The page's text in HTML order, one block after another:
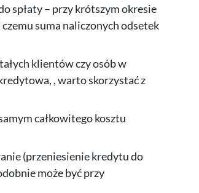
spłaty – przy krótszym okresie
suma naliczonych odsetek
klientów czy osób w
, warto skorzystać z
całkowitego kosztu
(przeniesienie kredytu do
może być przy